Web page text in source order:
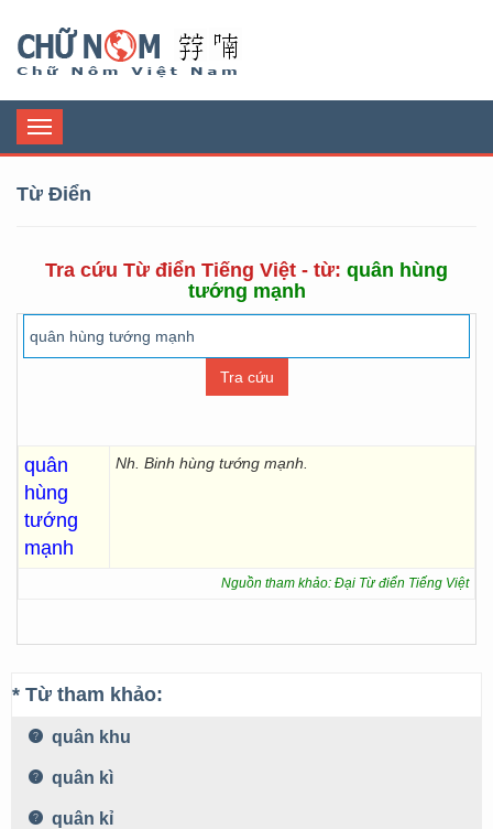
Toggle
navigation
Từ Điển
Tra cứu Từ điển Tiếng Việt - từ: quân hùng
tướng mạnh
quân
hùng
tướng
mạnh
Nh. Binh hùng tướng mạnh.
Nguồn tham khảo: Đại Từ điển Tiếng Việt
* Từ tham khảo:
quân khu
quân kì
quân kỉ